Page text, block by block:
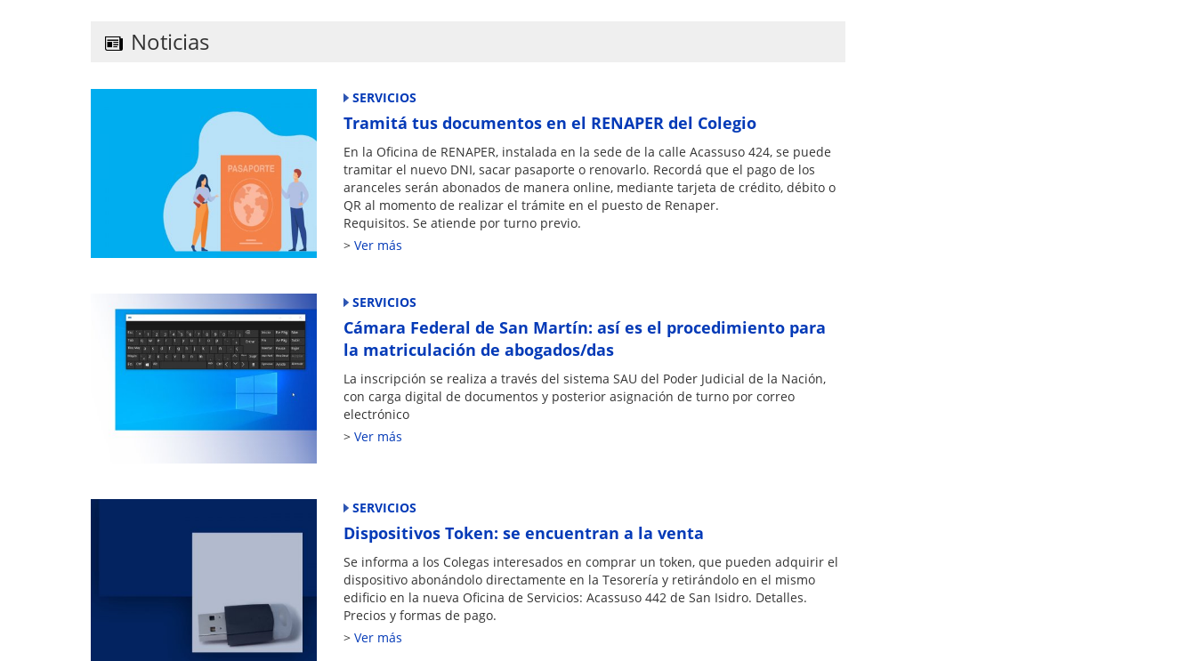
A
p
p
dI
n
o
k
Noticias
SERVICIOS
Tramitá tus documentos en el RENAPER del Colegio
En la Oficina de RENAPER, instalada en la sede de la calle Acassuso 424, se puede
tramitar el nuevo DNI, sacar pasaporte o renovarlo. Recordá que el pago de los
aranceles serán abonados de manera online, mediante tarjeta de crédito, débito o
QR al momento de realizar el trámite en el puesto de Renaper.
Requisitos. Se atiende por turno previo.
Ver más
SERVICIOS
Cámara Federal de San Martín: así es el procedimiento para
la matriculación de abogados/das
La inscripción se realiza a través del sistema SAU del Poder Judicial de la Nación,
con carga digital de documentos y posterior asignación de turno por correo
electrónico
Ver más
SERVICIOS
Dispositivos Token: se encuentran a la venta
Se informa a los Colegas interesados en comprar un token, que pueden adquirir el
dispositivo abonándolo directamente en la Tesorería y retirándolo en el mismo
edificio en la nueva Oficina de Servicios: Acassuso 442 de San Isidro. Detalles.
Precios y formas de pago.
Ver más